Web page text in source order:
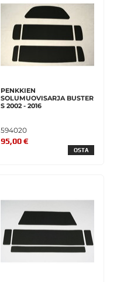
PENKKIEN
SOLUMUOVISARJA BUSTER
S 2002 - 2016
594020
95,00 €
OSTA